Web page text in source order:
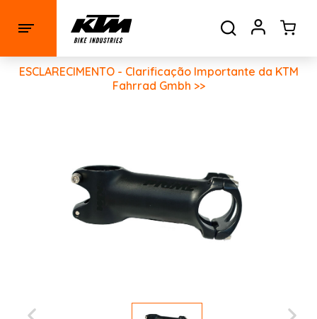
ESCLARECIMENTO - Clarificação Importante da KTM
Fahrrad Gmbh >>